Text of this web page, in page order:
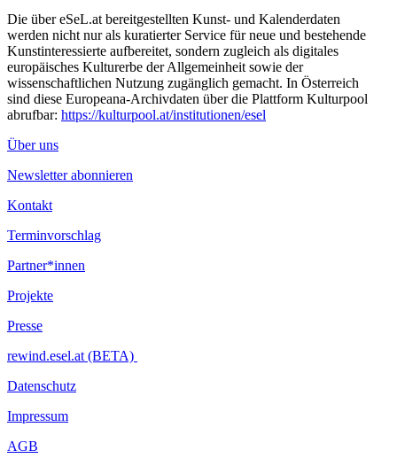
Die über eSeL.at bereitgestellten Kunst- und Kalenderdaten
werden nicht nur als kuratierter Service für neue und bestehende
Kunstinteressierte aufbereitet, sondern zugleich als digitales
europäisches Kulturerbe der Allgemeinheit sowie der
wissenschaftlichen Nutzung zugänglich gemacht. In Österreich
sind diese Europeana-Archivdaten über die Plattform Kulturpool
abrufbar: https://kulturpool.at/institutionen/esel
Über uns
Newsletter abonnieren
Kontakt
Terminvorschlag
Partner*innen
Projekte
Presse
rewind.esel.at (BETA)
Datenschutz
Impressum
AGB